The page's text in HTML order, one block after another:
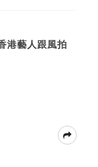
港藝人跟風拍